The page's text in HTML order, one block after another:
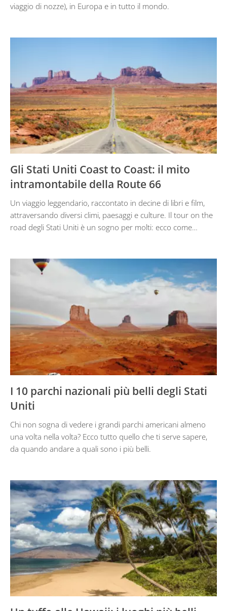
viaggio di nozze), in Europa e in tutto il mondo.
Gli Stati Uniti Coast to Coast: il mito
intramontabile della Route 66
Un viaggio leggendario, raccontato in decine di libri e film,
attraversando diversi climi, paesaggi e culture. Il tour on the
road degli Stati Uniti è un sogno per molti: ecco come…
I 10 parchi nazionali più belli degli Stati
Uniti
Chi non sogna di vedere i grandi parchi americani almeno
una volta nella volta? Ecco tutto quello che ti serve sapere,
da quando andare a quali sono i più belli.